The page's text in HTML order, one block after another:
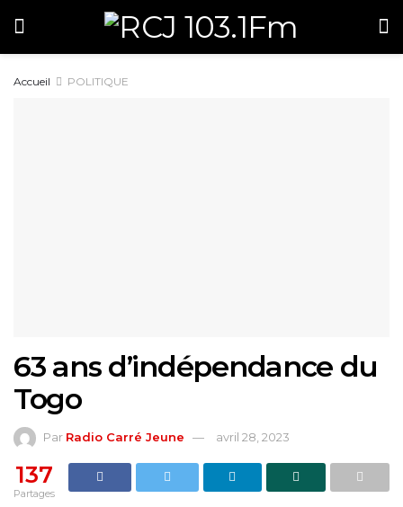
Accueil POLITIQUE
63 ans d’indépendance du
Togo
Par Radio Carré Jeune avril 28, 2023
137
Partages